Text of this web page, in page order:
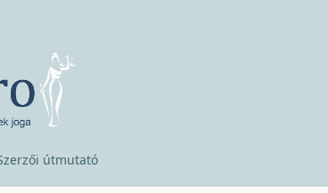
útmutató